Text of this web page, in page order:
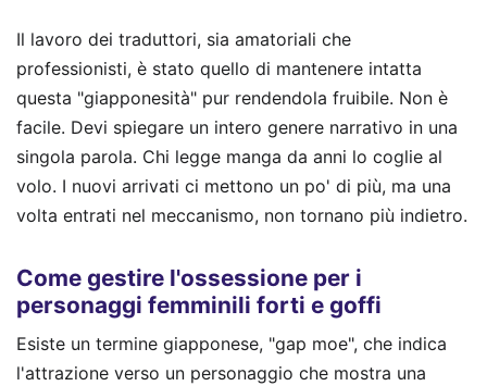
Il lavoro dei traduttori, sia amatoriali che
professionisti, è stato quello di mantenere intatta
questa "giapponesità" pur rendendola fruibile. Non è
facile. Devi spiegare un intero genere narrativo in una
singola parola. Chi legge manga da anni lo coglie al
volo. I nuovi arrivati ci mettono un po' di più, ma una
volta entrati nel meccanismo, non tornano più indietro.
Come gestire l'ossessione per i
personaggi femminili forti e goffi
Esiste un termine giapponese, "gap moe", che indica
l'attrazione verso un personaggio che mostra una